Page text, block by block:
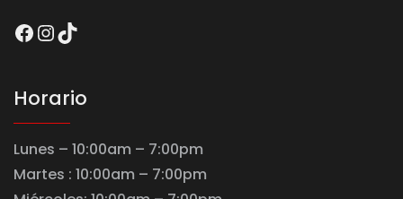
Facebook
Instagram
TikTok
Horario
Lunes – 10:00am – 7:00pm
Martes : 10:00am – 7:00pm